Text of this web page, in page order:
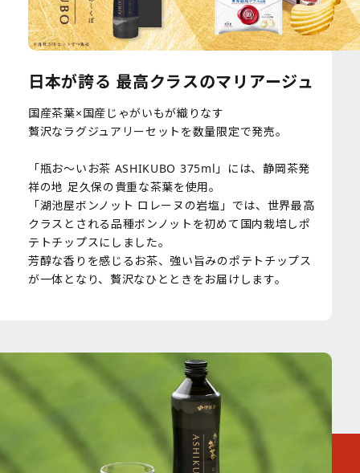
日本が誇る 最高クラスのマリアージュ
国産茶葉×国産じゃがいもが織りなす
贅沢なラグジュアリーセットを数量限定で発売。
「瓶お～いお茶 ASHIKUBO 375ml」には、静岡茶発
祥の地 足久保の貴重な茶葉を使用。
「湖池屋ボンノット ロレーヌの岩塩」では、世界最高
クラスとされる品種ボンノットを初めて国内栽培しポ
テトチップスにしました。
芳醇な香りを感じるお茶、強い旨みのポテトチップス
が一体となり、贅沢なひとときをお届けします。